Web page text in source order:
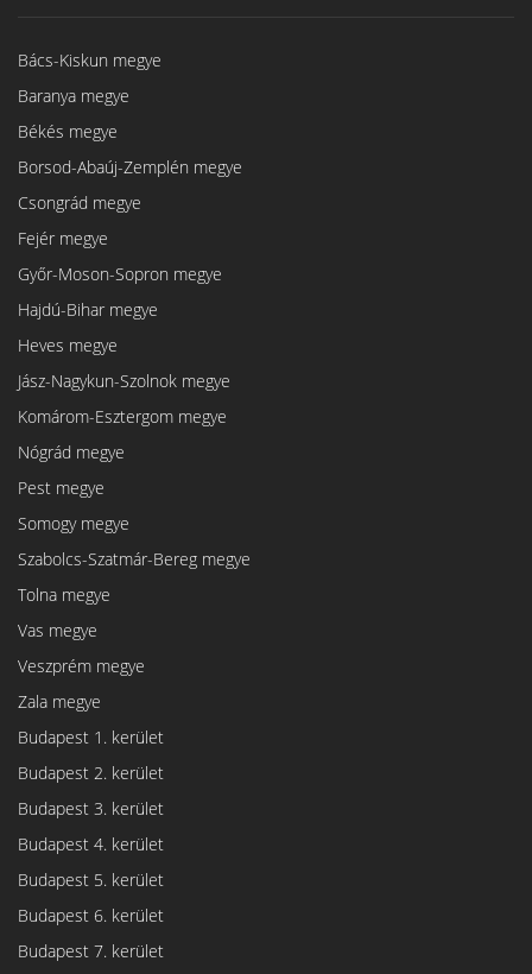
Bács-Kiskun megye
Baranya megye
Békés megye
Borsod-Abaúj-Zemplén megye
Csongrád megye
Fejér megye
Győr-Moson-Sopron megye
Hajdú-Bihar megye
Heves megye
Jász-Nagykun-Szolnok megye
Komárom-Esztergom megye
Nógrád megye
Pest megye
Somogy megye
Szabolcs-Szatmár-Bereg megye
Tolna megye
Vas megye
Veszprém megye
Zala megye
Budapest 1. kerület
Budapest 2. kerület
Budapest 3. kerület
Budapest 4. kerület
Budapest 5. kerület
Budapest 6. kerület
Budapest 7. kerület